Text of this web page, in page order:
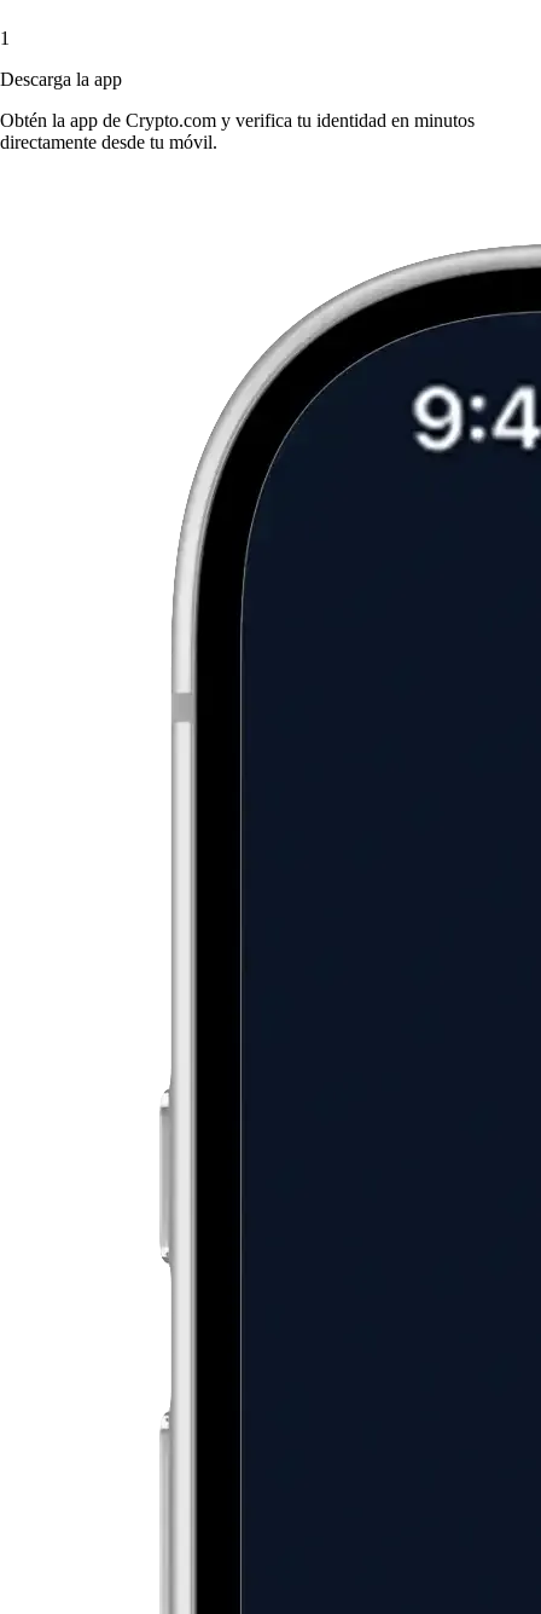
1
Descarga la app
Obtén la app de Crypto.com y verifica tu identidad en minutos
directamente desde tu móvil.